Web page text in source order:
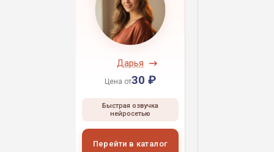
Дарья
Цена от30 ₽
Быстрая озвучка
нейросетью
Перейти в каталог